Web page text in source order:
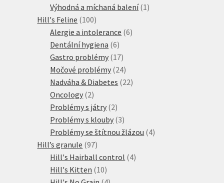
produkty
Výhodná a míchaná balení 1 1
Hill's Feline 100100
produktů
Alergie a intolerance 66
Dentální hygiena 66
produktů
Gastro problémy 1717
produktů
Močové problémy 2424
produktů
Nadváha & Diabetes 2222
Oncology 22
produkty
Problémy s játry 22
produkty
Problémy s klouby 33
produkty
Problémy se štítnou žlázou 44
Hill’s granule 9797
produktů
Hill's Hairball control 44
Hill's Kitten 1010